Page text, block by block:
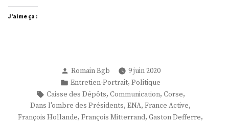
J’aime ça :
Publié
par
Romain Bgb
9 juin 2020
Publié
dans
Entretien-Portrait, Politique
Étiquettes :
Caisse des Dépôts, Communication, Corse,
Dans l'ombre des Présidents, ENA, France Active,
François Hollande, François Mitterrand, Gaston Defferre,